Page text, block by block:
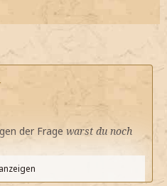
der Frage warst du noch